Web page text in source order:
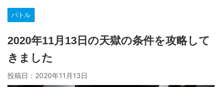
バトル
2020年11月13日の天獄の条件を攻略して
きました
投稿日： 2020年11月13日